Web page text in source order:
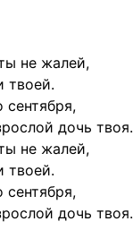
не жалей,
твоей.
дочь твоя.
не жалей,
твоей.
дочь твоя.